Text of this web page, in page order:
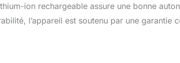
ion rechargeable assure une bonne
l’appareil est soutenu par une garantie